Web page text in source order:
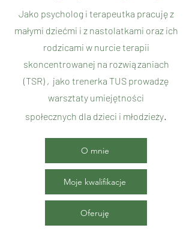
Jako psycholog i terapeutka pracuję z
małymi dziećmi i z nastolatkami oraz ich
rodzicami w nurcie terapii
skoncentrowanej na rozwiązaniach
(TSR) , jako trenerka TUS prowadzę
warsztaty umiejętności
społecznych dla dzieci i młodzieży.
O mnie
Moje kwalifikacje
Oferuję